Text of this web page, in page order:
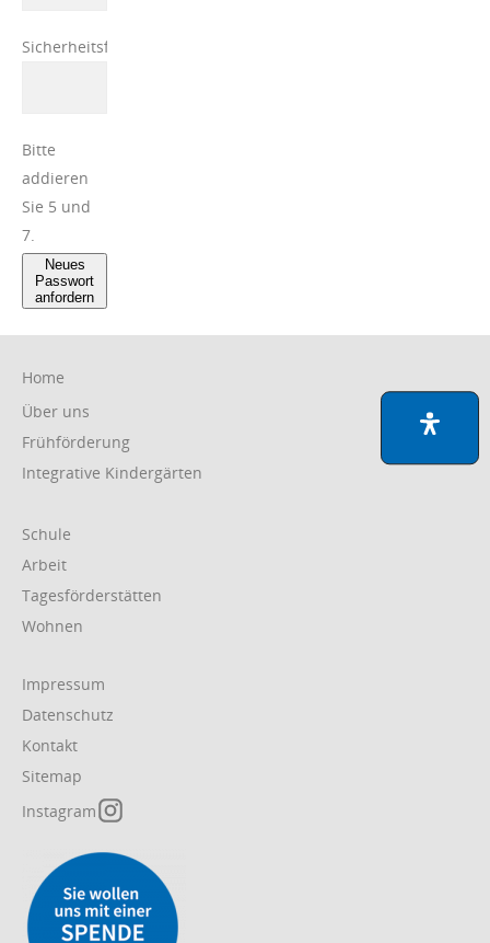
Pflichtfeld
Sicherheitsfrage
Bitte
addieren
Sie 5 und
7.
Neues
Passwort
anfordern
überspringen
Home
Über uns
Frühförderung
Integrative Kindergärten
überspringen
Schule
Arbeit
Tagesförderstätten
Wohnen
überspringen
Impressum
Datenschutz
Kontakt
Sitemap
Instagram